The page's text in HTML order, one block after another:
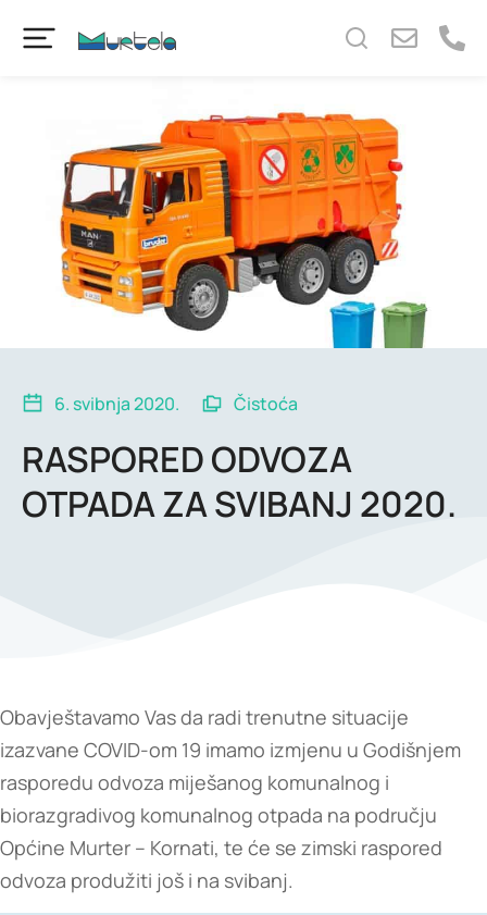
6. svibnja 2020. Čistoća
RASPORED ODVOZA
OTPADA ZA SVIBANJ 2020.
Obavještavamo Vas da radi trenutne situacije
izazvane COVID-om 19 imamo izmjenu u Godišnjem
rasporedu odvoza miješanog komunalnog i
biorazgradivog komunalnog otpada na području
Općine Murter – Kornati, te će se zimski raspored
odvoza produžiti još i na svibanj.